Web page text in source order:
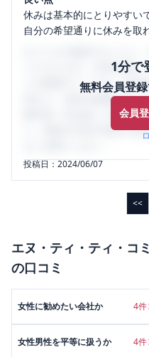
休みは基本的にとりやすい
自分の希望通りに休みを取
1分で
無料会員登
会員
うになります。SHEHUB(
ミの投稿サイトです。給与
判など、女性の転職は気に
輩社員（元社員）の口コミ
り、将来の不安や現在の悩
投稿日：2024/06/07
<<
エヌ・ティ・ティ・コ
の口コミ
女性に勧めたい会社か 4件
女性男性を平等に扱うか 4件